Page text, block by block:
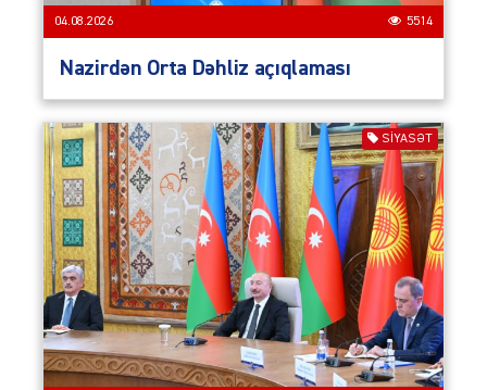
04.08.2026 5514
Nazirdən Orta Dəhliz açıqlaması
SIYASƏT